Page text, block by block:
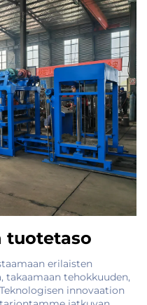
tuotetaso
erilaisten
takaamaan tehokkuuden,
innovaation